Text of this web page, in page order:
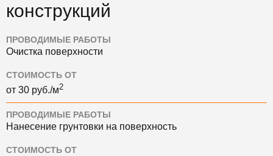
конструкций
ПРОВОДИМЫЕ РАБОТЫ
Очистка поверхности
СТОИМОСТЬ ОТ
от 30 руб./м2
ПРОВОДИМЫЕ РАБОТЫ
Нанесение грунтовки на поверхность
СТОИМОСТЬ ОТ